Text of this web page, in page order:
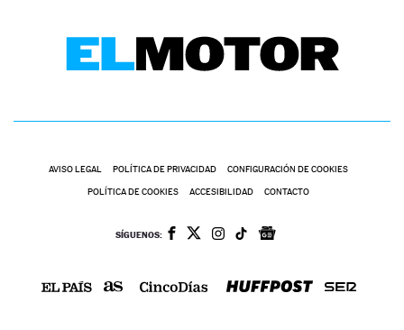
AVISO LEGAL POLÍTICA DE PRIVACIDAD CONFIGURACIÓN DE COOKIES
POLÍTICA DE COOKIES ACCESIBILIDAD CONTACTO
SÍGUENOS: